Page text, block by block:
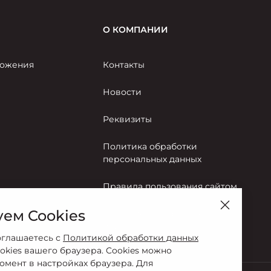
О КОМПАНИИ
Контакты
Новости
Реквизиты
Политика обработки
персональных данных
Правила пользования сайтом
Cookies
с Политикой обработки данных
вашего браузера. Cookies можно
в настройках браузера. Для